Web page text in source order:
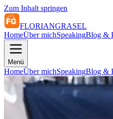
Zum Inhalt springen
FLORIANGRASEL
HomeÜber michSpeakingBlog &
Menü
HomeÜber michSpeakingBlog &